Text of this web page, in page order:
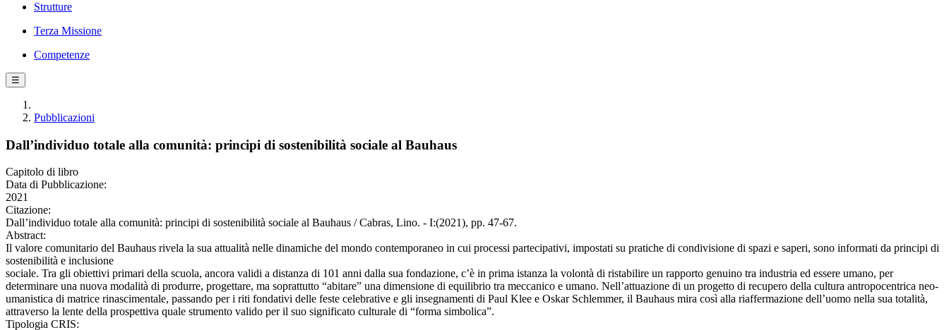
Strutture
Terza Missione
Competenze
☰
Pubblicazioni
Dall’individuo totale alla comunità: principi di sostenibilità sociale al Bauhaus
Capitolo di libro
Data di Pubblicazione:
2021
Citazione:
Dall’individuo totale alla comunità: principi di sostenibilità sociale al Bauhaus / Cabras, Lino. - I:(2021), pp. 47-67.
Abstract:
Il valore comunitario del Bauhaus rivela la sua attualità nelle dinamiche del mondo contemporaneo in cui processi partecipativi, impostati su pratiche di condivisione di spazi e saperi, sono informati da principi di
sostenibilità e inclusione
sociale. Tra gli obiettivi primari della scuola, ancora validi a distanza di 101 anni dalla sua fondazione, c’è in prima istanza la volontà di ristabilire un rapporto genuino tra industria ed essere umano, per
determinare una nuova modalità di produrre, progettare, ma soprattutto “abitare” una dimensione di equilibrio tra meccanico e umano. Nell’attuazione di un progetto di recupero della cultura antropocentrica neo-
umanistica di matrice rinascimentale, passando per i riti fondativi delle feste celebrative e gli insegnamenti di Paul Klee e Oskar Schlemmer, il Bauhaus mira così alla riaffermazione dell’uomo nella sua totalità,
attraverso la lente della prospettiva quale strumento valido per il suo significato culturale di “forma simbolica”.
Tipologia CRIS: